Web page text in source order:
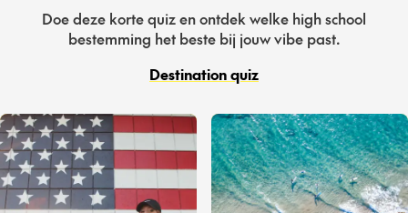
Doe deze korte quiz en ontdek welke high school
bestemming het beste bij jouw vibe past.
Destination quiz